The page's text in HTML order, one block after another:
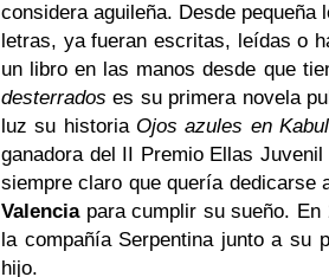
considera aguileña. Desde pequeña
letras, ya fueran escritas, leídas o
un libro en las manos desde que
desterrados es su primera novela
luz su historia Ojos azules en Kabul
ganadora del II Premio Ellas
siempre claro que quería dedicarse
Valenciapara cumplir su sueño. En
la compañía Serpentina junto a su
hijo.